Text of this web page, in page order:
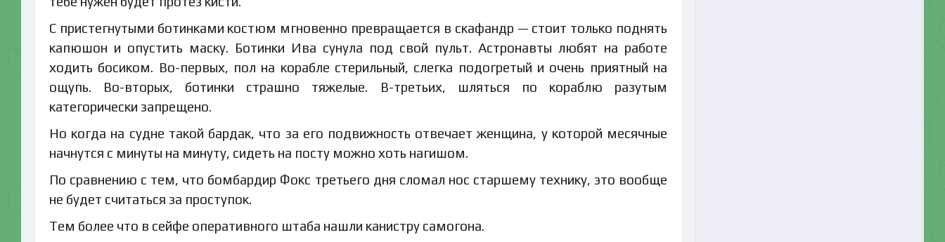
С пристегнутыми ботинками костюм мгновенно превращается в скафандр — стоит только поднять
капюшон и опустить маску. Ботинки Ива сунула под cвой пульт. Астронавты любят на работе
ходить босиком. Во-первых, пол на корабле стерильный, слегка подогретый и очень приятный на
ощупь. Во-вторых, ботинки страшно тяжелые. В-третьих, шляться по кораблю разутым
категорически запрещено.
Но когда на судне такой бардак, что за его подвижность отвечает женщина, у которой месячные
начнутся с минуты на минуту, сидеть на посту можно хоть нагишом.
По сравнению с тем, что бомбардир Фокс третьего дня сломал нос старшему технику, это вообще
не будет считаться за проступок.
Тем более что в сейфе оперативного штаба нашли канистру самогона.